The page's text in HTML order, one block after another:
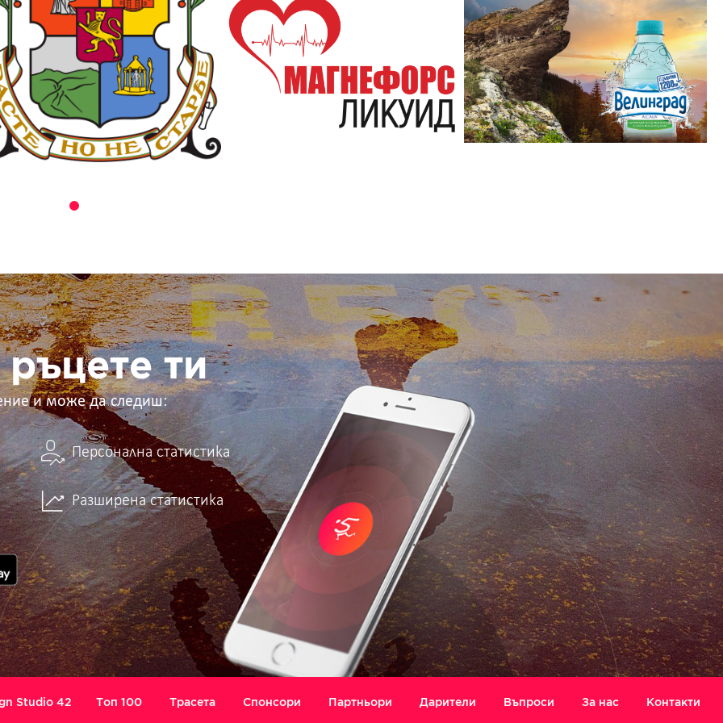
ръцете ти
и може да следиш:
Персонална статистика
Разширена статистика
Studio 42 Топ 100 Трасета Спонсори Партньори Дарители Въпроси За нас Контакти